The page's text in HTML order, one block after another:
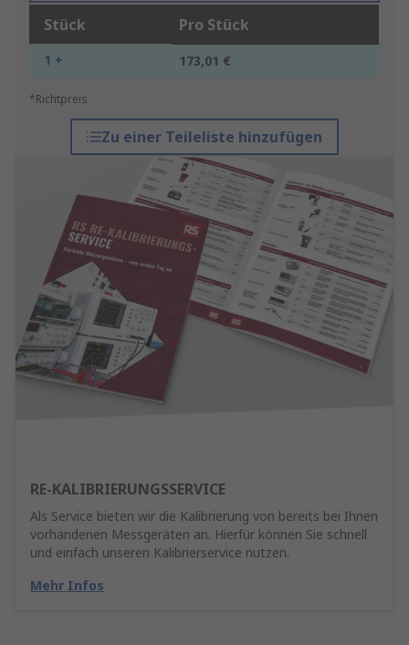
Stück Pro Stück
1 + 173,01 €
*Richtpreis
Zu einer Teileliste hinzufügen
RE-KALIBRIERUNGSSERVICE
Als Service bieten wir die Kalibrierung von bereits bei Ihnen
vorhandenen Messgeräten an. Hierfür können Sie schnell
und einfach unseren Kalibrierservice nutzen.
Mehr Infos